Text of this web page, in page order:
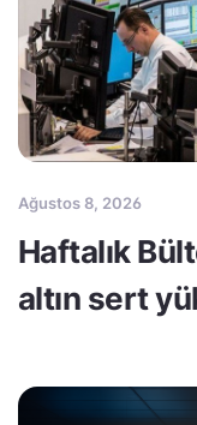
Ağustos 8, 2026
Haftalık
altın sert